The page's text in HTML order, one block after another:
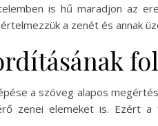
is hű maradjon az
a zenét és annak
a szöveg alapos
zenei elemeket is. Ezért